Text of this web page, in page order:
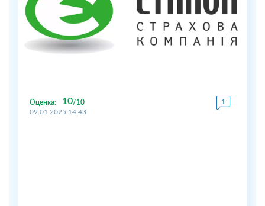
Оценка: 10 10
09.01.2025 14:43